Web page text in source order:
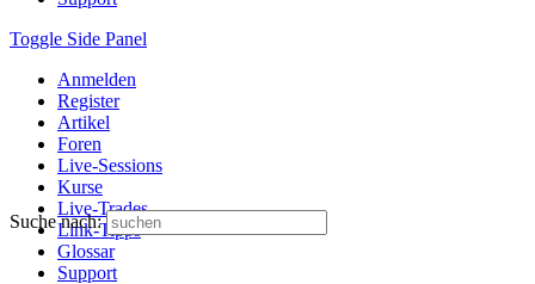
Toggle Side Panel
Anmelden
Register
Artikel
Foren
Live-Sessions
Kurse
Live-Trades
Link-Tipps
Glossar
Support
Suche nach: